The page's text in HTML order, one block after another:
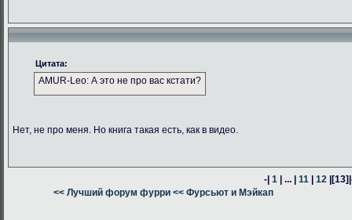
Цитата:
AMUR-Leo: А это не про вас кстати?
Нет, не про меня. Но книга такая есть, как в видео.
-|1 | ... |11 |12 |[13]
<< Лучший форум фурри << Фурсьют и Мэйкап